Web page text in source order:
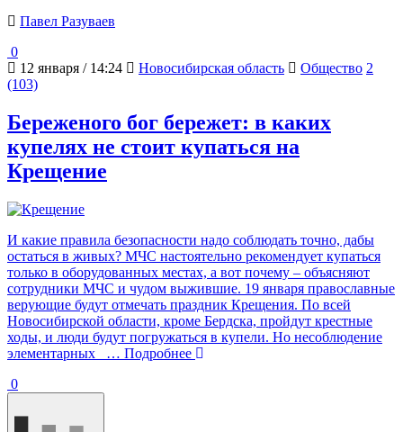
Павел Разуваев
0
12 января / 14:24
Новосибирская область Общество 2
(103)
Береженого бог бережет: в каких
купелях не стоит купаться на
Крещение
И какие правила безопасности надо соблюдать точно, дабы
остаться в живых? МЧС настоятельно рекомендует купаться
только в оборудованных местах, а вот почему – объясняют
сотрудники МЧС и чудом выжившие. 19 января православные
верующие будут отмечать праздник Крещения. По всей
Новосибирской области, кроме Бердска, пройдут крестные
ходы, и люди будут погружаться в купели. Но несоблюдение
элементарных
… Подробнее
0